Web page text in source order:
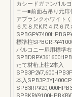
カシードガァン/1ル
ニー■前面右吊り元
アブランクホワイト
６尺８尺К尺４尺６
標準柱
パルコニー扉用標準
たて材桁上柱2本入
本入